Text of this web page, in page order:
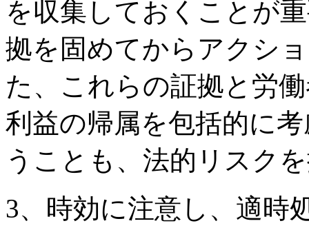
を収集しておくことが
拠を固めてからアクシ
た、これらの証拠と労
利益の帰属を包括的に
うことも、法的リスク
3、時効に注意し、適時